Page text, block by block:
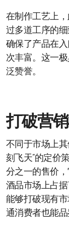
在制作工艺上
过多道工序的
确保了产品在
次丰富。这一
泛赞誉。
打破营
不同于市场上
刻飞天”的定价
分之一的售价
酒品市场上占
能够打破现有
通消费者也能品